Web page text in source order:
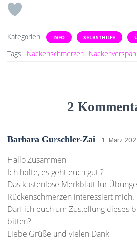
Kategorien: INFO SELBSTHILFE
Tags: Nackenschmerzen
2
Barbara Gurschler-Zai · 1. März
Hallo Zusammen
Ich hoffe, es geht euch gut ?
Das kostenlose Merkblatt für
Rückenschmerzen interessiert mich.
Darf ich euch um Zustellung dieses
bitten?
Liebe Grüße und vielen Dank